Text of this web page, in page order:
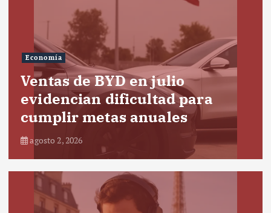
Economía
Ventas de BYD en julio
evidencian dificultad para
cumplir metas anuales
agosto 2, 2026